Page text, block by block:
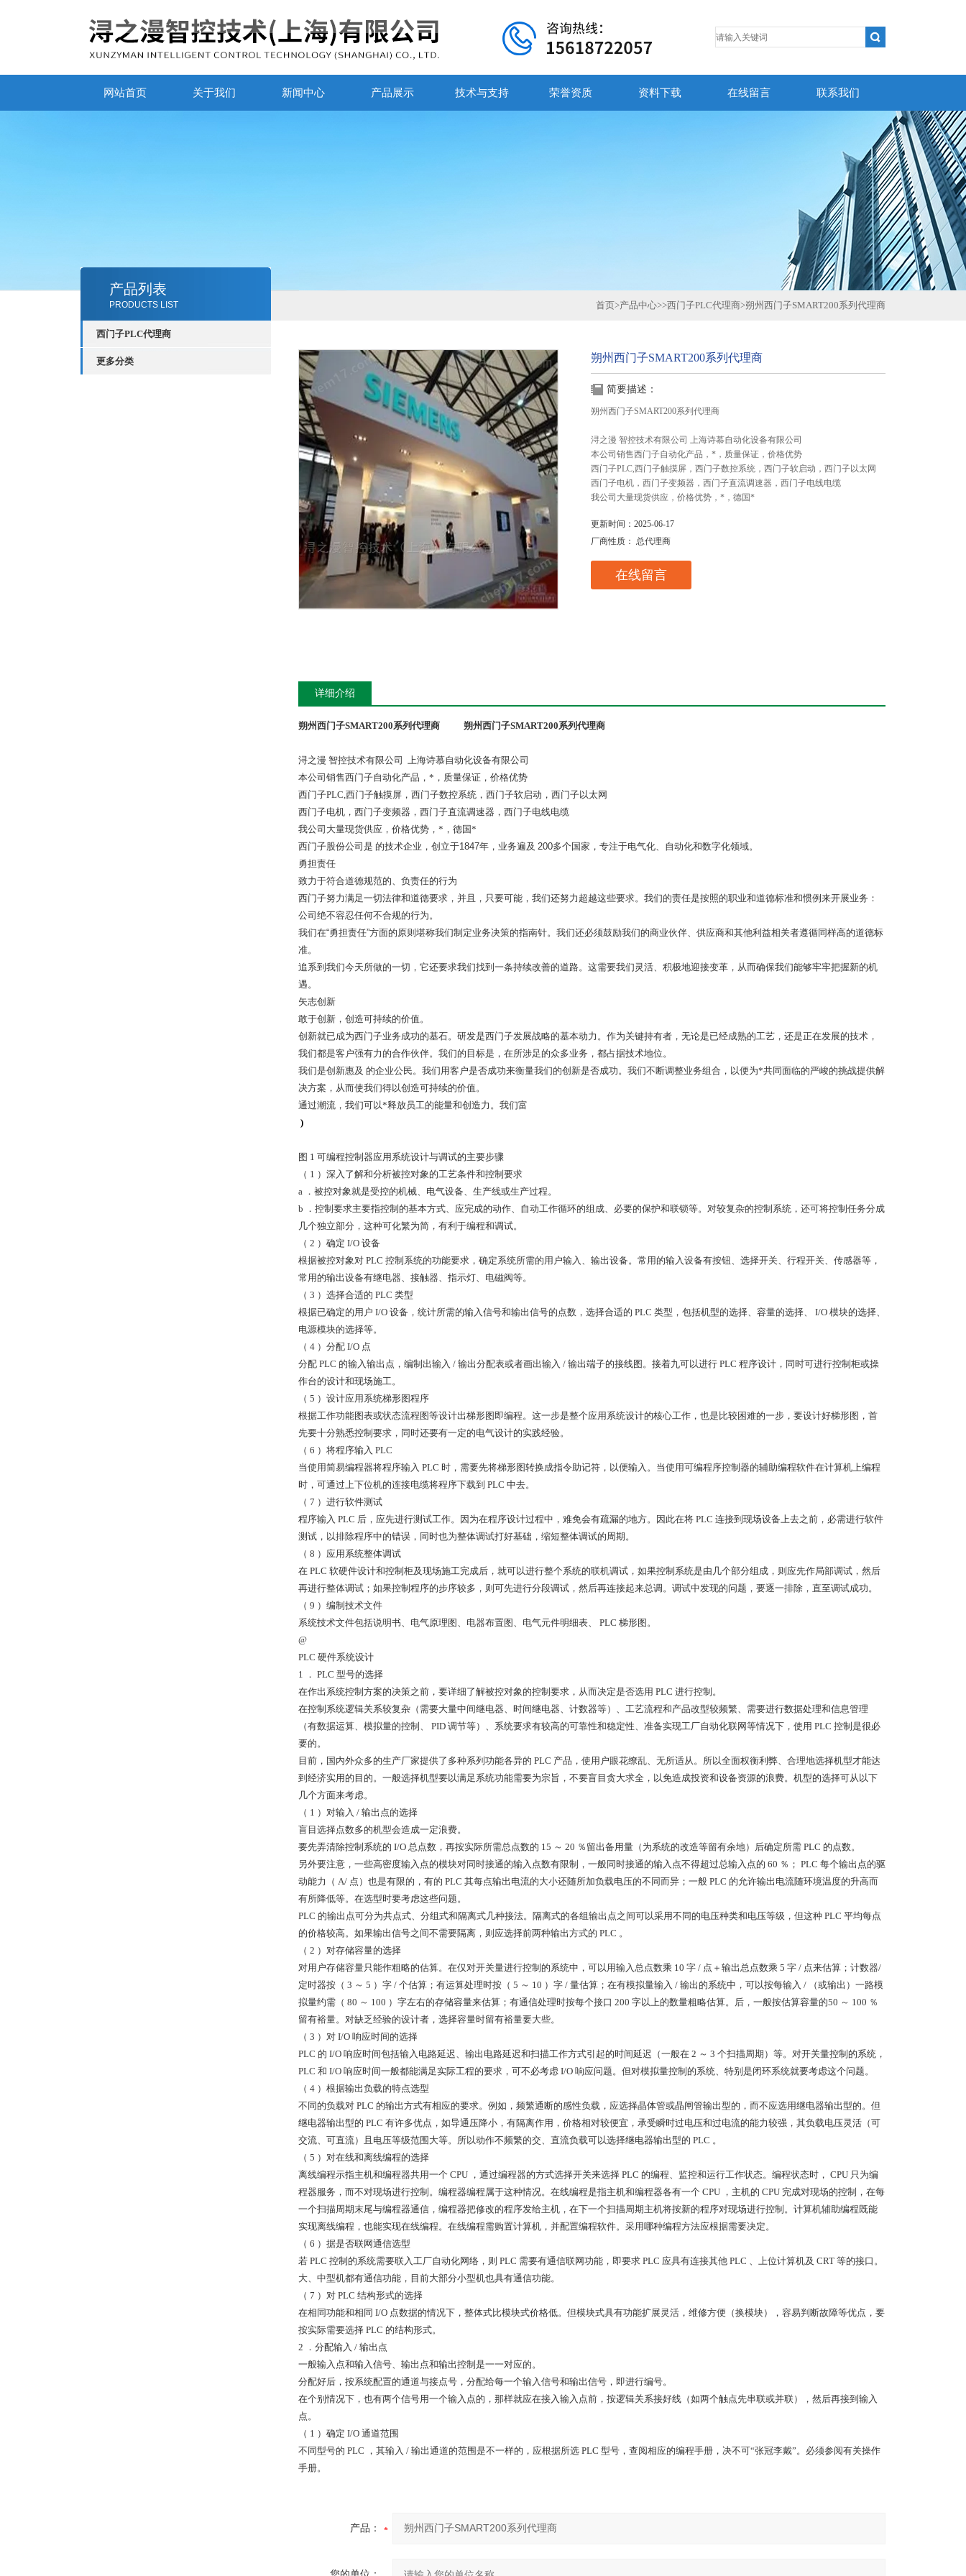
网站首页 关于我们 新闻中心 产品展示 技术与支持 荣誉资质 资料下载 在线留言 联系我们
产品列表
PRODUCTS LIST
西门子PLC代理商
更多分类
首页>产品中心>>西门子PLC代理商>朔州西门子SMART200系列代理商
朔州西门子SMART200系列代理商
简要描述：
朔州西门子SMART200系列代理商
浔之漫 智控技术有限公司 上海诗慕自动化设备有限公司
本公司销售西门子自动化产品，*，质量保证，价格优势
西门子PLC,西门子触摸屏，西门子数控系统，西门子软启动，西门子以太网
西门子电机，西门子变频器，西门子直流调速器，西门子电线电缆
我公司大量现货供应，价格优势，*，德国*
更新时间：2025-06-17
厂商性质： 总代理商
在线留言
详细介绍
朔州西门子SMART200系列代理商 朔州西门子SMART200系列代理商
浔之漫 智控技术有限公司 上海诗慕自动化设备有限公司
本公司销售西门子自动化产品，*，质量保证，价格优势
西门子PLC,西门子触摸屏，西门子数控系统，西门子软启动，西门子以太网
西门子电机，西门子变频器，西门子直流调速器，西门子电线电缆
我公司大量现货供应，价格优势，*，德国*
西门子股份公司是 的技术企业，创立于1847年，业务遍及 200多个国家，专注于电气化、自动化和数字化领域。
勇担责任
致力于符合道德规范的、负责任的行为
西门子努力满足一切法律和道德要求，并且，只要可能，我们还努力超越这些要求。我们的责任是按照的职业和道德标准和惯例来开展业务：
公司绝不容忍任何不合规的行为。
我们在“勇担责任”方面的原则堪称我们制定业务决策的指南针。我们还必须鼓励我们的商业伙伴、供应商和其他利益相关者遵循同样高的道德标
准。
追系到我们今天所做的一切，它还要求我们找到一条持续改善的道路。这需要我们灵活、积极地迎接变革，从而确保我们能够牢牢把握新的机
遇。
矢志创新
敢于创新，创造可持续的价值。
创新就已成为西门子业务成功的基石。研发是西门子发展战略的基本动力。作为关键持有者，无论是已经成熟的工艺，还是正在发展的技术，
我们都是客户强有力的合作伙伴。我们的目标是，在所涉足的众多业务，都占据技术地位。
我们是创新惠及 的企业公民。我们用客户是否成功来衡量我们的创新是否成功。我们不断调整业务组合，以便为*共同面临的严峻的挑战提供解
决方案，从而使我们得以创造可持续的价值。
通过潮流，我们可以*释放员工的能量和创造力。我们富
)
图 1 可编程控制器应用系统设计与调试的主要步骤
（ 1 ）深入了解和分析被控对象的工艺条件和控制要求
a ．被控对象就是受控的机械、电气设备、生产线或生产过程。
b ．控制要求主要指控制的基本方式、应完成的动作、自动工作循环的组成、必要的保护和联锁等。对较复杂的控制系统，还可将控制任务分成
几个独立部分，这种可化繁为简，有利于编程和调试。
（ 2 ）确定 I/O 设备
根据被控对象对 PLC 控制系统的功能要求，确定系统所需的用户输入、输出设备。常用的输入设备有按钮、选择开关、行程开关、传感器等，
常用的输出设备有继电器、接触器、指示灯、电磁阀等。
（ 3 ）选择合适的 PLC 类型
根据已确定的用户 I/O 设备，统计所需的输入信号和输出信号的点数，选择合适的 PLC 类型，包括机型的选择、容量的选择、 I/O 模块的选择、
电源模块的选择等。
（ 4 ）分配 I/O 点
分配 PLC 的输入输出点，编制出输入 / 输出分配表或者画出输入 / 输出端子的接线图。接着九可以进行 PLC 程序设计，同时可进行控制柜或操
作台的设计和现场施工。
（ 5 ）设计应用系统梯形图程序
根据工作功能图表或状态流程图等设计出梯形图即编程。这一步是整个应用系统设计的核心工作，也是比较困难的一步，要设计好梯形图，首
先要十分熟悉控制要求，同时还要有一定的电气设计的实践经验。
（ 6 ）将程序输入 PLC
当使用简易编程器将程序输入 PLC 时，需要先将梯形图转换成指令助记符，以便输入。当使用可编程序控制器的辅助编程软件在计算机上编程
时，可通过上下位机的连接电缆将程序下载到 PLC 中去。
（ 7 ）进行软件测试
程序输入 PLC 后，应先进行测试工作。因为在程序设计过程中，难免会有疏漏的地方。因此在将 PLC 连接到现场设备上去之前，必需进行软件
测试，以排除程序中的错误，同时也为整体调试打好基础，缩短整体调试的周期。
（ 8 ）应用系统整体调试
在 PLC 软硬件设计和控制柜及现场施工完成后，就可以进行整个系统的联机调试，如果控制系统是由几个部分组成，则应先作局部调试，然后
再进行整体调试；如果控制程序的步序较多，则可先进行分段调试，然后再连接起来总调。调试中发现的问题，要逐一排除，直至调试成功。
（ 9 ）编制技术文件
系统技术文件包括说明书、电气原理图、电器布置图、电气元件明细表、 PLC 梯形图。
@
PLC 硬件系统设计
1 ． PLC 型号的选择
在作出系统控制方案的决策之前，要详细了解被控对象的控制要求，从而决定是否选用 PLC 进行控制。
在控制系统逻辑关系较复杂（需要大量中间继电器、时间继电器、计数器等）、工艺流程和产品改型较频繁、需要进行数据处理和信息管理
（有数据运算、模拟量的控制、 PID 调节等）、系统要求有较高的可靠性和稳定性、准备实现工厂自动化联网等情况下，使用 PLC 控制是很必
要的。
目前，国内外众多的生产厂家提供了多种系列功能各异的 PLC 产品，使用户眼花缭乱、无所适从。所以全面权衡利弊、合理地选择机型才能达
到经济实用的目的。一般选择机型要以满足系统功能需要为宗旨，不要盲目贪大求全，以免造成投资和设备资源的浪费。机型的选择可从以下
几个方面来考虑。
（ 1 ）对输入 / 输出点的选择
盲目选择点数多的机型会造成一定浪费。
要先弄清除控制系统的 I/O 总点数，再按实际所需总点数的 15 ～ 20 ％留出备用量（为系统的改造等留有余地）后确定所需 PLC 的点数。
另外要注意，一些高密度输入点的模块对同时接通的输入点数有限制，一般同时接通的输入点不得超过总输入点的 60 ％； PLC 每个输出点的驱
动能力（ A/ 点）也是有限的，有的 PLC 其每点输出电流的大小还随所加负载电压的不同而异；一般 PLC 的允许输出电流随环境温度的升高而
有所降低等。在选型时要考虑这些问题。
PLC 的输出点可分为共点式、分组式和隔离式几种接法。隔离式的各组输出点之间可以采用不同的电压种类和电压等级，但这种 PLC 平均每点
的价格较高。如果输出信号之间不需要隔离，则应选择前两种输出方式的 PLC 。
（ 2 ）对存储容量的选择
对用户存储容量只能作粗略的估算。在仅对开关量进行控制的系统中，可以用输入总点数乘 10 字 / 点＋输出总点数乘 5 字 / 点来估算；计数器/
定时器按（ 3 ～ 5 ）字 / 个估算；有运算处理时按（ 5 ～ 10 ）字 / 量估算；在有模拟量输入 / 输出的系统中，可以按每输入 / （或输出）一路模
拟量约需（ 80 ～ 100 ）字左右的存储容量来估算；有通信处理时按每个接口 200 字以上的数量粗略估算。后，一般按估算容量的50 ～ 100 ％
留有裕量。对缺乏经验的设计者，选择容量时留有裕量要大些。
（ 3 ）对 I/O 响应时间的选择
PLC 的 I/O 响应时间包括输入电路延迟、输出电路延迟和扫描工作方式引起的时间延迟（一般在 2 ～ 3 个扫描周期）等。对开关量控制的系统，
PLC 和 I/O 响应时间一般都能满足实际工程的要求，可不必考虑 I/O 响应问题。但对模拟量控制的系统、特别是闭环系统就要考虑这个问题。
（ 4 ）根据输出负载的特点选型
不同的负载对 PLC 的输出方式有相应的要求。例如，频繁通断的感性负载，应选择晶体管或晶闸管输出型的，而不应选用继电器输出型的。但
继电器输出型的 PLC 有许多优点，如导通压降小，有隔离作用，价格相对较便宜，承受瞬时过电压和过电流的能力较强，其负载电压灵活（可
交流、可直流）且电压等级范围大等。所以动作不频繁的交、直流负载可以选择继电器输出型的 PLC 。
（ 5 ）对在线和离线编程的选择
离线编程示指主机和编程器共用一个 CPU ，通过编程器的方式选择开关来选择 PLC 的编程、监控和运行工作状态。编程状态时， CPU 只为编
程器服务，而不对现场进行控制。编程器编程属于这种情况。在线编程是指主机和编程器各有一个 CPU ，主机的 CPU 完成对现场的控制，在每
一个扫描周期末尾与编程器通信，编程器把修改的程序发给主机，在下一个扫描周期主机将按新的程序对现场进行控制。计算机辅助编程既能
实现离线编程，也能实现在线编程。在线编程需购置计算机，并配置编程软件。采用哪种编程方法应根据需要决定。
（ 6 ）据是否联网通信选型
若 PLC 控制的系统需要联入工厂自动化网络，则 PLC 需要有通信联网功能，即要求 PLC 应具有连接其他 PLC 、上位计算机及 CRT 等的接口。
大、中型机都有通信功能，目前大部分小型机也具有通信功能。
（ 7 ）对 PLC 结构形式的选择
在相同功能和相同 I/O 点数据的情况下，整体式比模块式价格低。但模块式具有功能扩展灵活，维修方便（换模块），容易判断故障等优点，要
按实际需要选择 PLC 的结构形式。
2 ．分配输入 / 输出点
一般输入点和输入信号、输出点和输出控制是一一对应的。
分配好后，按系统配置的通道与接点号，分配给每一个输入信号和输出信号，即进行编号。
在个别情况下，也有两个信号用一个输入点的，那样就应在接入输入点前，按逻辑关系接好线（如两个触点先串联或并联），然后再接到输入
点。
（ 1 ）确定 I/O 通道范围
不同型号的 PLC ，其输入 / 输出通道的范围是不一样的，应根据所选 PLC 型号，查阅相应的编程手册，决不可“张冠李戴”。必须参阅有关操作
手册。
产品：